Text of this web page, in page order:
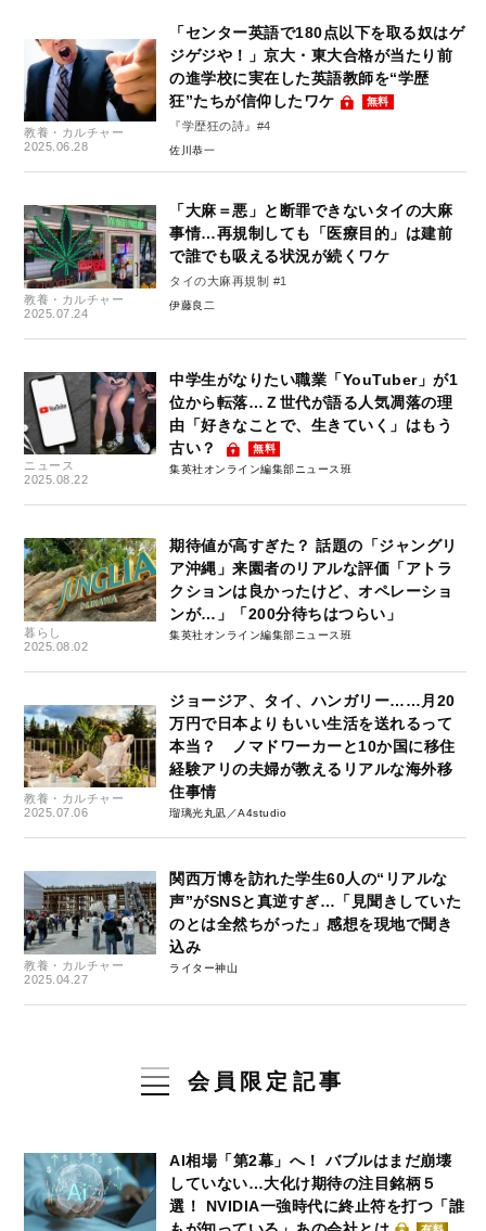
教養・カルチャー
2025.06.28
「センター英語で180点以下を取る奴はゲ
ジゲジや！」京大・東大合格が当たり前
の進学校に実在した英語教師を“学歴
狂”たちが信仰したワケ
無料
『学歴狂の詩』#4
佐川恭一
教養・カルチャー
2025.07.24
「大麻＝悪」と断罪できないタイの大麻
事情…再規制しても「医療目的」は建前
で誰でも吸える状況が続くワケ
タイの大麻再規制 #1
伊藤良二
ニュース
2025.08.22
中学生がなりたい職業「YouTuber」が1
位から転落…Ｚ世代が語る人気凋落の理
由「好きなことで、生きていく」はもう
古い？
無料
集英社オンライン編集部ニュース班
暮らし
2025.08.02
期待値が高すぎた？ 話題の「ジャングリ
ア沖縄」来園者のリアルな評価「アトラ
クションは良かったけど、オペレーショ
ンが…」「200分待ちはつらい」
集英社オンライン編集部ニュース班
教養・カルチャー
2025.07.06
ジョージア、タイ、ハンガリー……月20
万円で日本よりもいい生活を送れるって
本当？ ノマドワーカーと10か国に移住
経験アリの夫婦が教えるリアルな海外移
住事情
瑠璃光丸凪／A4studio
教養・カルチャー
2025.04.27
関西万博を訪れた学生60人の“リアルな
声”がSNSと真逆すぎ…「見聞きしていた
のとは全然ちがった」感想を現地で聞き
込み
ライター神山
会員限定記事
AI相場「第2幕」へ！ バブルはまだ崩壊
していない…大化け期待の注目銘柄５
選！ NVIDIA一強時代に終止符を打つ「誰